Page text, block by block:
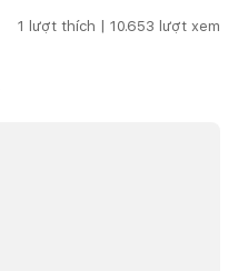
1 lượt thích | 10.653 lượt xem